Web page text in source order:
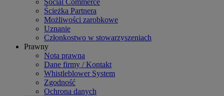
Social Commerce
Ścieżka Partnera
Możliwości zarobkowe
Uznanie
Członkostwo w stowarzyszeniach
Prawny
Nota prawna
Dane firmy / Kontakt
Whistleblower System
Zgodność
Ochrona danych